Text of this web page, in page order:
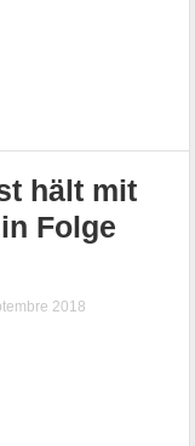
hält mit
Folge
2018